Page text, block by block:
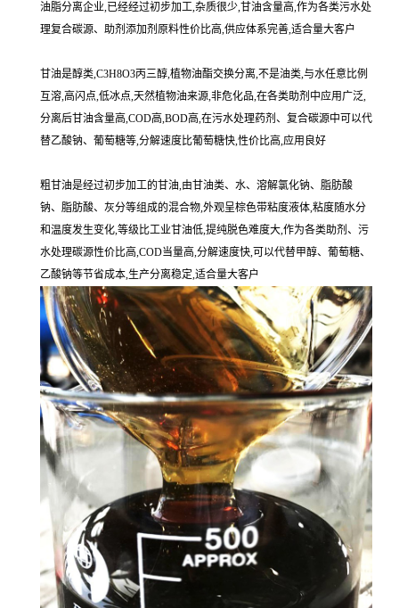
油脂分离企业,已经经过初步加工,杂质很少,甘油含量高,作为各类污水处
理复合碳源、助剂添加剂原料性价比高,供应体系完善,适合量大客户
甘油是醇类,C3H8O3丙三醇,植物油酯交换分离,不是油类,与水任意比例
互溶,高闪点,低冰点,天然植物油来源,非危化品,在各类助剂中应用广泛,
分离后甘油含量高,COD高,BOD高,在污水处理药剂、复合碳源中可以代
替乙酸钠、葡萄糖等,分解速度比葡萄糖快,性价比高,应用良好
粗甘油是经过初步加工的甘油,由甘油类、水、溶解氯化钠、脂肪酸
钠、脂肪酸、灰分等组成的混合物,外观呈棕色带粘度液体,粘度随水分
和温度发生变化,等级比工业甘油低,提纯脱色难度大,作为各类助剂、污
水处理碳源性价比高,COD当量高,分解速度快,可以代替甲醇、葡萄糖、
乙酸钠等节省成本,生产分离稳定,适合量大客户